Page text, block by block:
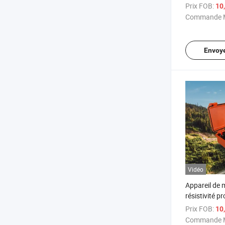
de résistivité
Prix FOB:
Commande
Vidéo
Appareil de
résistivité
l'exploration
eaux
Prix FOB:
Commande